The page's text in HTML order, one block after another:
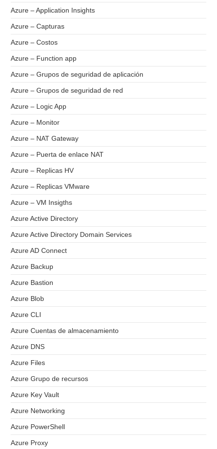
Azure – Application Insights
Azure – Capturas
Azure – Costos
Azure – Function app
Azure – Grupos de seguridad de aplicación
Azure – Grupos de seguridad de red
Azure – Logic App
Azure – Monitor
Azure – NAT Gateway
Azure – Puerta de enlace NAT
Azure – Replicas HV
Azure – Replicas VMware
Azure – VM Insigths
Azure Active Directory
Azure Active Directory Domain Services
Azure AD Connect
Azure Backup
Azure Bastion
Azure Blob
Azure CLI
Azure Cuentas de almacenamiento
Azure DNS
Azure Files
Azure Grupo de recursos
Azure Key Vault
Azure Networking
Azure PowerShell
Azure Proxy